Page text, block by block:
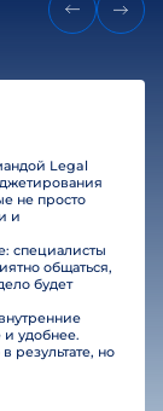
Legal
не просто
и
специалисты
общаться,
будет
удобнее.
результате, но